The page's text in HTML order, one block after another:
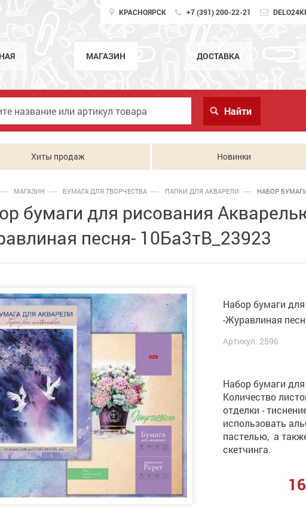
КРАСНОЯРСК +7 (391) 200-22-21
МАГАЗИН ДОСТАВКА
Хиты продаж Новинки
МАГАЗИН БУМАГА ДЛЯ ТВОРЧЕСТВА ПАПКИ ДЛЯ АКВАРЕЛИ НАБОР
бумаги для рисования
песня- 10Ба3тВ_23923
Набор бумаги
-Журавлиная
Артикул: 2596
Набор бумаги
Количество
отделки -
использовать
пастелью, а
скетчинга.